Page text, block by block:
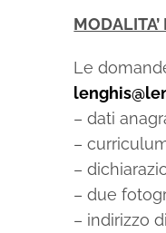
Le
– dati
–
–
– due
– indirizzo